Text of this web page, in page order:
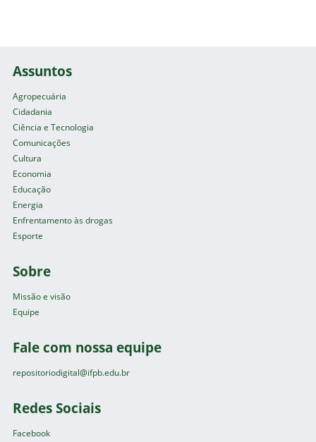
Assuntos
Agropecuária
Cidadania
Ciência e Tecnologia
Comunicações
Cultura
Economia
Educação
Energia
Enfrentamento às drogas
Esporte
Sobre
Missão e visão
Equipe
Fale com nossa equipe
repositoriodigital@ifpb.edu.br
Redes Sociais
Facebook